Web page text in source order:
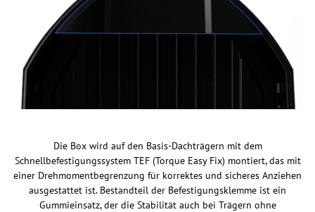
Die Box wird auf den Basis-Dachträgern mit dem
Schnellbefestigungssystem TEF (Torque Easy Fix) montiert, das mit
einer Drehmomentbegrenzung für korrektes und sicheres Anziehen
ausgestattet ist. Bestandteil der Befestigungsklemme ist ein
Gummieinsatz, der die Stabilität auch bei Trägern ohne